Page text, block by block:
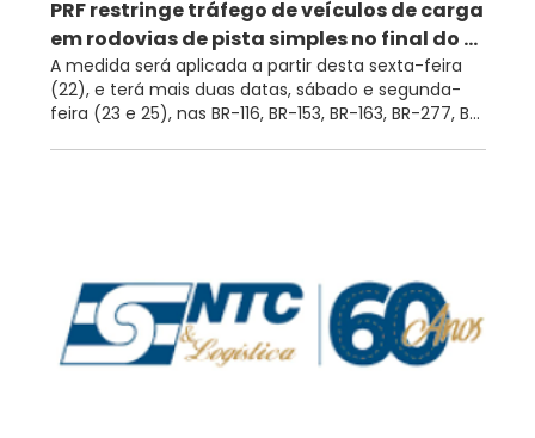
PRF restringe tráfego de veículos de carga
em rodovias de pista simples no final do ...
A medida será aplicada a partir desta sexta-feira
(22), e terá mais duas datas, sábado e segunda-
feira (23 e 25), nas BR-116, BR-153, BR-163, BR-277, B...